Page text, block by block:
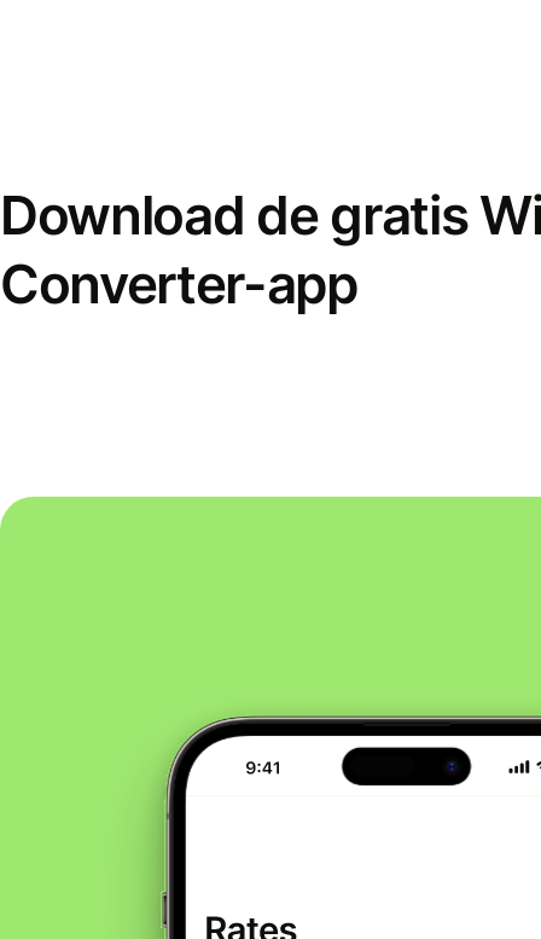
Download de gratis
Converter-app